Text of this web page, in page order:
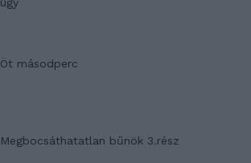
Öt másodperc
Megbocsáthatatlan bűnök 3.rész